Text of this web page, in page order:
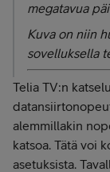
megatavua
Kuva on niin
sovelluksella
Telia TV:n
alemmillakin
katsoa. Tätä voi
asetuksista.